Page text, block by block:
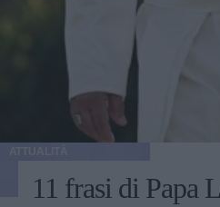
11 frasi di Papa